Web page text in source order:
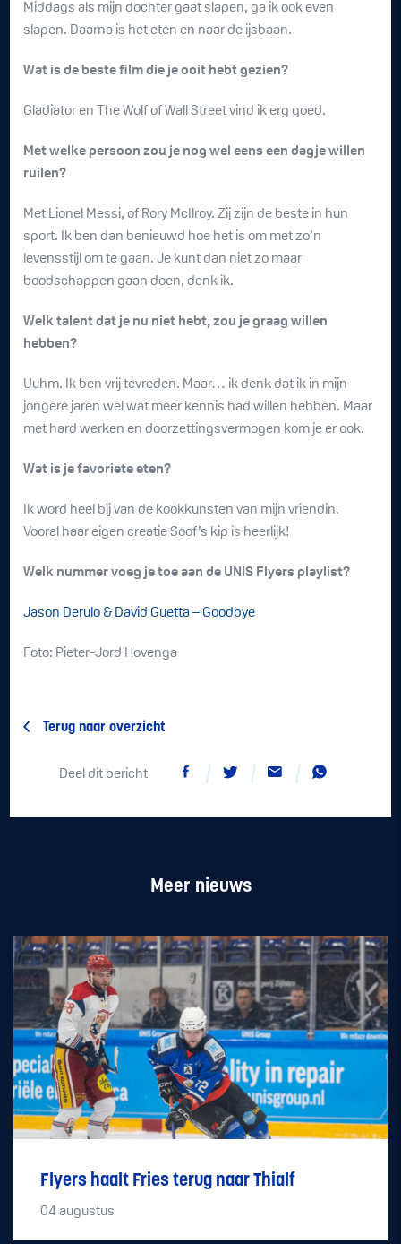
Middags als mijn dochter gaat slapen, ga ik ook even
slapen. Daarna is het eten en naar de ijsbaan.
Wat is de beste film die je ooit hebt gezien?
Gladiator en The Wolf of Wall Street vind ik erg goed.
Met welke persoon zou je nog wel eens een dagje willen
ruilen?
Met Lionel Messi, of Rory McIlroy. Zij zijn de beste in hun
sport. Ik ben dan benieuwd hoe het is om met zo’n
levensstijl om te gaan. Je kunt dan niet zo maar
boodschappen gaan doen, denk ik.
Welk talent dat je nu niet hebt, zou je graag willen
hebben?
Uuhm. Ik ben vrij tevreden. Maar… ik denk dat ik in mijn
jongere jaren wel wat meer kennis had willen hebben. Maar
met hard werken en doorzettingsvermogen kom je er ook.
Wat is je favoriete eten?
Ik word heel bij van de kookkunsten van mijn vriendin.
Vooral haar eigen creatie Soof’s kip is heerlijk!
Welk nummer voeg je toe aan de UNIS Flyers playlist?
Jason Derulo & David Guetta – Goodbye
Foto: Pieter-Jord Hovenga
Terug naar overzicht
Deel dit bericht
Meer nieuws
Flyers haalt Fries terug naar Thialf
04 augustus